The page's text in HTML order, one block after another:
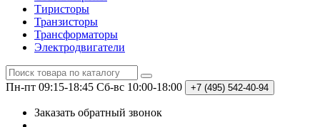
Тиристоры
Транзисторы
Трансформаторы
Электродвигатели
Пн-пт 09:15-18:45 Сб-вс 10:00-18:00 +7 (495) 542-40-94
Заказать обратный звонок